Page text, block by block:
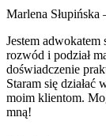
Marlena Słupińska
Jestem
rozwód i podział
doświadczenie
Staram się działać
moim klientom.
mną!